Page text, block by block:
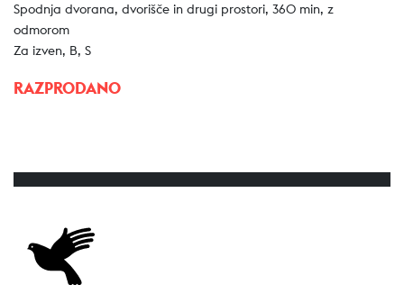
Spodnja dvorana, dvorišče in drugi prostori, 360 min, z
odmorom
Za izven, B, S
RAZPRODANO